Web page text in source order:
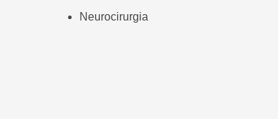
Neurocirurgia